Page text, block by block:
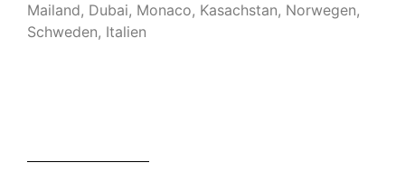
Mailand, Dubai, Monaco, Kasachstan, Norwegen,
Schweden, Italien